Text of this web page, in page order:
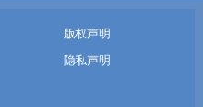
版权声明
隐私声明